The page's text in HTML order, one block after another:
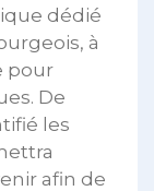
dédié
à
pour
De
les
afin de